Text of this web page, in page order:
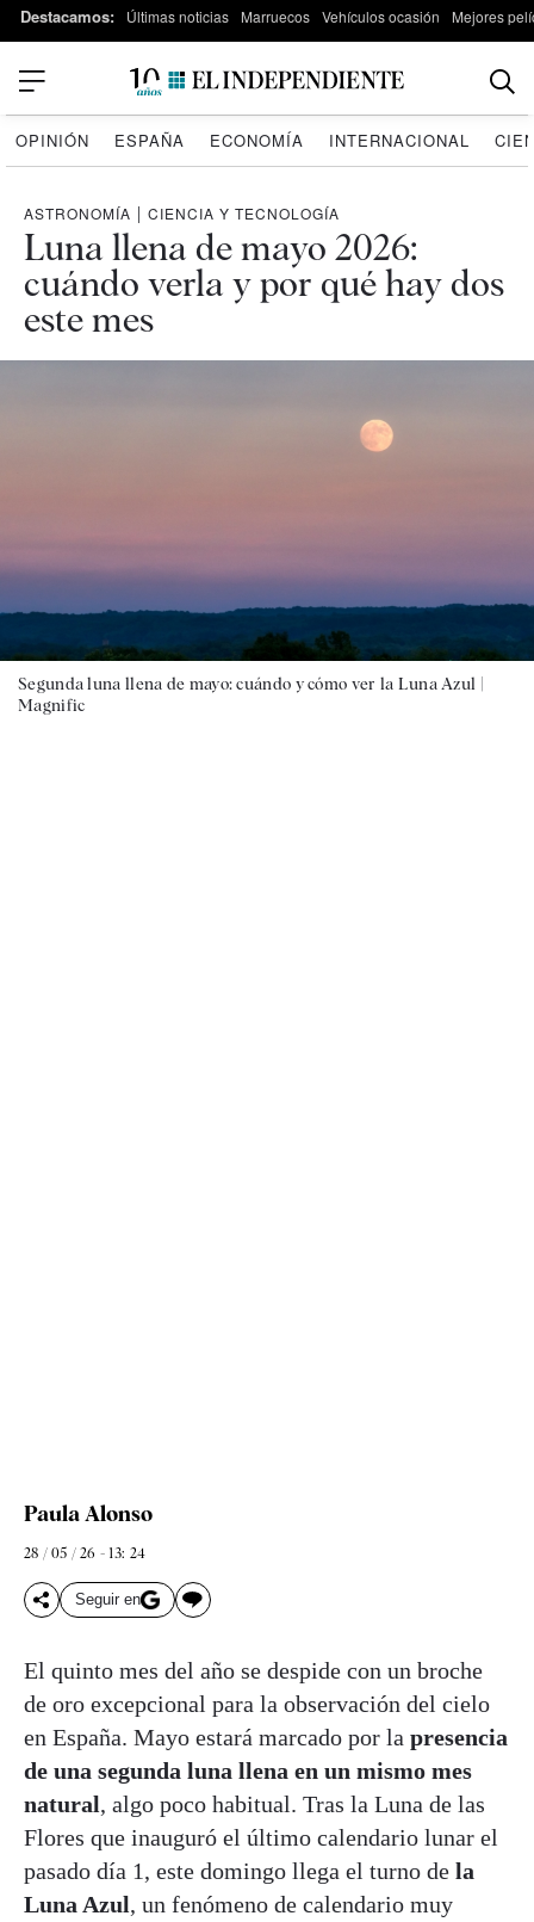
Destacamos: Últimas noticias Marruecos Vehículos ocasión Mejores
OPINIÓN ESPAÑA ECONOMÍA INTERNACIONAL
ASTRONOMÍA | CIENCIA Y TECNOLOGÍA
Luna llena de mayo 2026:
cuándo verla y por qué hay dos
este mes
Segunda luna llena de mayo: cuándo y cómo ver la Luna Azul |
Magnific
Paula Alonso
28 / 05 / 26 - 13: 24
Seguir en
El quinto mes del año se despide con un broche
de oro excepcional para la observación del cielo
en España. Mayo estará marcado por la presencia
de una segunda luna llena en un mismo mes
natural, algo poco habitual. Tras la Luna de las
Flores que inauguró el último calendario lunar el
pasado día 1, este domingo llega el turno de la
Luna Azul, un fenómeno de calendario muy